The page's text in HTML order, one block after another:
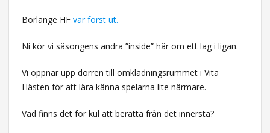
Borlänge HF var först ut.
Ni kör vi säsongens andra ”inside” här om ett lag i ligan.
Vi öppnar upp dörren till omklädningsrummet i Vita
Hästen för att lära känna spelarna lite närmare.
Vad finns det för kul att berätta från det innersta?